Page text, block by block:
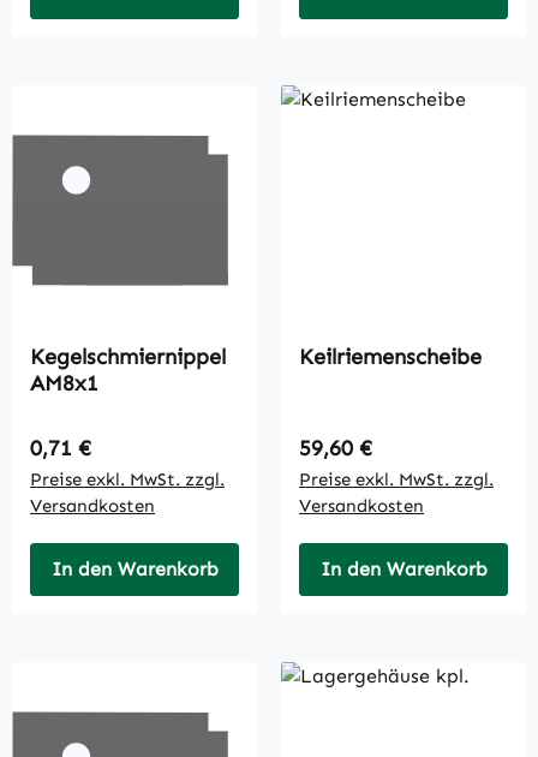
Kegelschmiernippel
AM8x1
Regulärer Preis:
0,71 €
Preise exkl. MwSt. zzgl.
Versandkosten
In den Warenkorb
Keilriemenscheibe
Regulärer Preis:
59,60 €
Preise exkl. MwSt. zzgl.
Versandkosten
In den Warenkorb